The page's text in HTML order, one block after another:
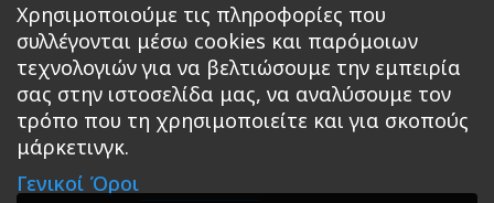
Διαβάστε περισσότερα Διαβάστε περισσότερα
Κεντρική Βιβλία
Roleplaying Games Ψυχαγωγία Εκδόσεις Βάρδος
Χρησιμοποιούμε τις πληροφορίες που
συλλέγονται μέσω cookies και παρόμοιων
τεχνολογιών για να βελτιώσουμε την εμπειρία
σας στην ιστοσελίδα μας, να αναλύσουμε τον
τρόπο που τη χρησιμοποιείτε και για σκοπούς
μάρκετινγκ.
Γενικοί Όροι